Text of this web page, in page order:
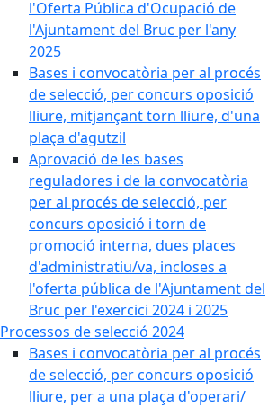
l'Oferta Pública d'Ocupació de
l'Ajuntament del Bruc per l'any
2025
Bases i convocatòria per al procés
de selecció, per concurs oposició
lliure, mitjançant torn lliure, d'una
plaça d'agutzil
Aprovació de les bases
reguladores i de la convocatòria
per al procés de selecció, per
concurs oposició i torn de
promoció interna, dues places
d'administratiu/va, incloses a
l'oferta pública de l'Ajuntament del
Bruc per l'exercici 2024 i 2025
Processos de selecció 2024
Bases i convocatòria per al procés
de selecció, per concurs oposició
lliure, per a una plaça d'operari/